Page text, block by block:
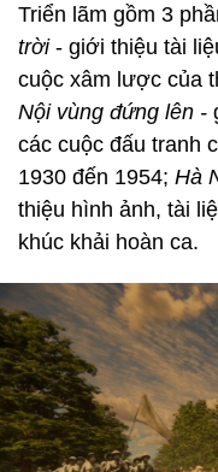
Triển lãm gồm 3
trời- giới thiệu tài
cuộc xâm lược của
Nội vùng đứng lên -
các cuộc đấu tranh
1930 đến 1954; Hà
thiệu hình ảnh, tài
khúc khải hoàn ca.